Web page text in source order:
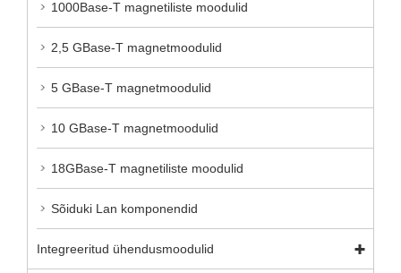
1000Base-T magnetiliste moodulid
2,5 GBase-T magnetmoodulid
5 GBase-T magnetmoodulid
10 GBase-T magnetmoodulid
18GBase-T magnetiliste moodulid
Sõiduki Lan komponendid
Integreeritud ühendusmoodulid